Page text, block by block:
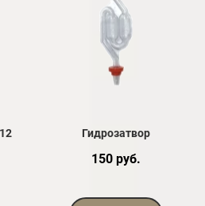
Гидрозатвор
150 руб.